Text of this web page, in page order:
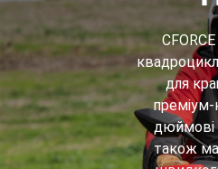
для
преміум-
дюймові
також